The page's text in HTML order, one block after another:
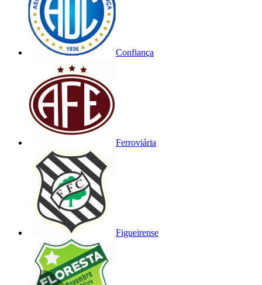
Confiança
Ferroviária
Figueirense